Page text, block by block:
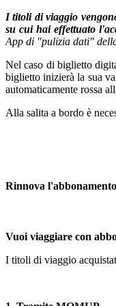
I titoli di viaggio
su cui hai effettuato
App di "pulizia dati"
Nel caso di biglietto
biglietto inizierà la sua
automaticamente rossa
Alla salita a bordo è
Rinnova l'abbonamento
Vuoi viaggiare con
I titoli di viaggio